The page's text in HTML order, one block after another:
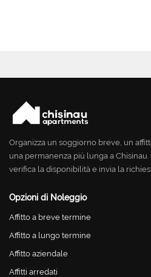
Organizza un soggiorno breve, un
una permanenza più lunga a
verifica la disponibilità e invia la
Opzioni di Noleggio
Affitto a breve termine
Affitto a lungo termine
Affitto aziendale
Affitti arredati